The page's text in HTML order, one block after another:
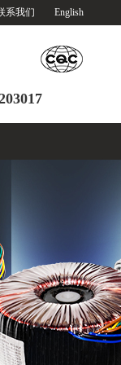
系我们 English